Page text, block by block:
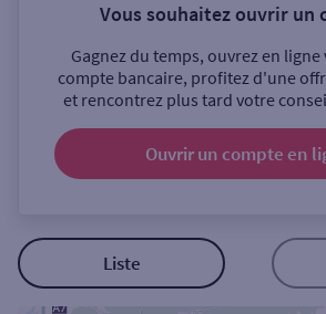
Sélectionnez votre recherche
Ouverte le samedi
Coffre-fort
Vous souhaitez ouvrir un
Gagnez du temps, ouvrez en
compte bancaire, profitez d'une
et rencontrez plus tard votre
Ouvrir un compte en
Liste